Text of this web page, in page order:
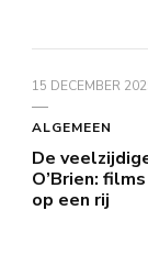
15 DECEMBER
ALGEMEEN
De
O’Brien:
op een rij